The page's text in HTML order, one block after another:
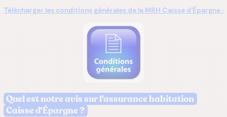
Télécharger les conditions générales de la MRH Caisse d'Épargne :
Quel est notre avis sur l'assurance habitation
Caisse d'Épargne ?